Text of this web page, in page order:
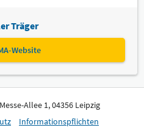
Träger
Website
Allee 1, 04356 Leipzig
Informationspflichten